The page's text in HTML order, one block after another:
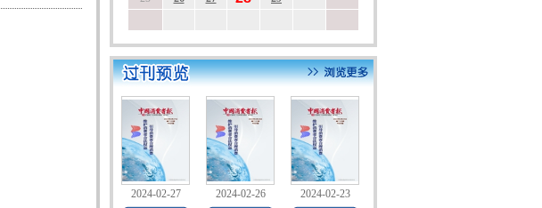
2024-02-27 2024-02-26 2024-02-23